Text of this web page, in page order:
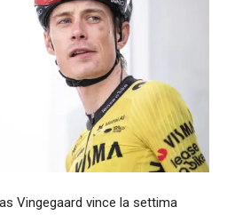
Vingegaard vince la settima